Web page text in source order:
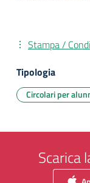
Stampa /
Tipologia
Circolari per
Scarica